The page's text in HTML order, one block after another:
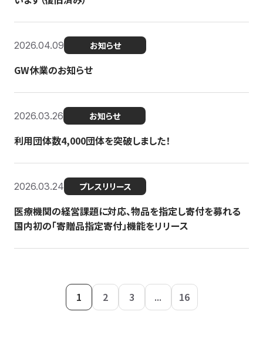
2026.04.09 お知らせ
GW休業のお知らせ
2026.03.26 お知らせ
利用団体数4,000団体を突破しました！
2026.03.24 プレスリリース
医療機関の経営課題に対応、物品を指定し寄付を募れる
国内初の「寄贈品指定寄付」機能をリリース
1 2 3 ... 16